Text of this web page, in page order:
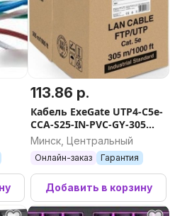
113.86 р.
Кабель ExeGate UTP4-C5e-
CCA-S25-IN-PVC-GY-305
UTP
Минск, Центральный
Онлайн-заказ Гарантия
Добавить в корзину